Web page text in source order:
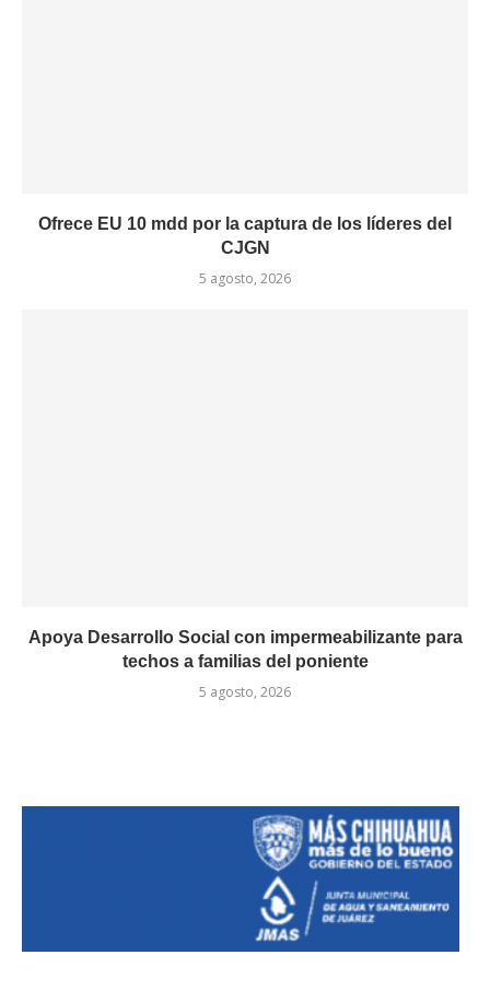
Ofrece EU 10 mdd por la captura de los líderes del
CJGN
5 agosto, 2026
Apoya Desarrollo Social con impermeabilizante para
techos a familias del poniente
5 agosto, 2026